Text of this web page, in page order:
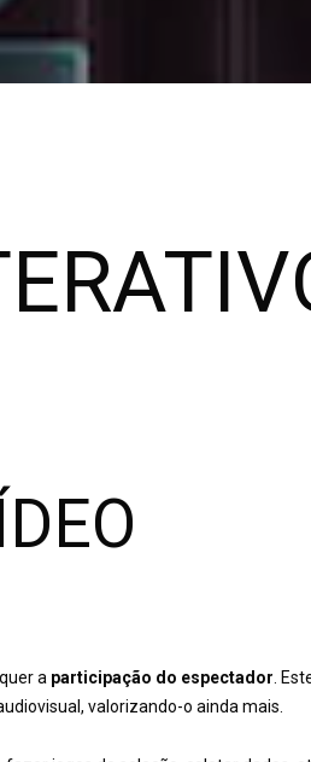
a participação do espectador .
valorizando-o ainda mais.